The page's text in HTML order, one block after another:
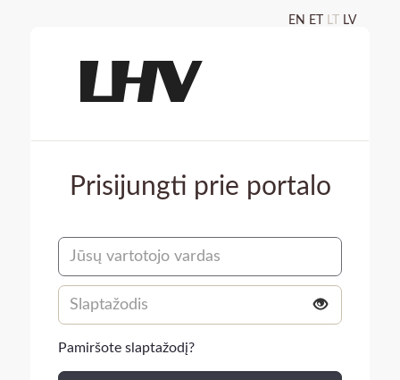
EN ET LT LV
Prisijungti prie portalo
Username
Slaptažodis
Pamiršote slaptažodį?